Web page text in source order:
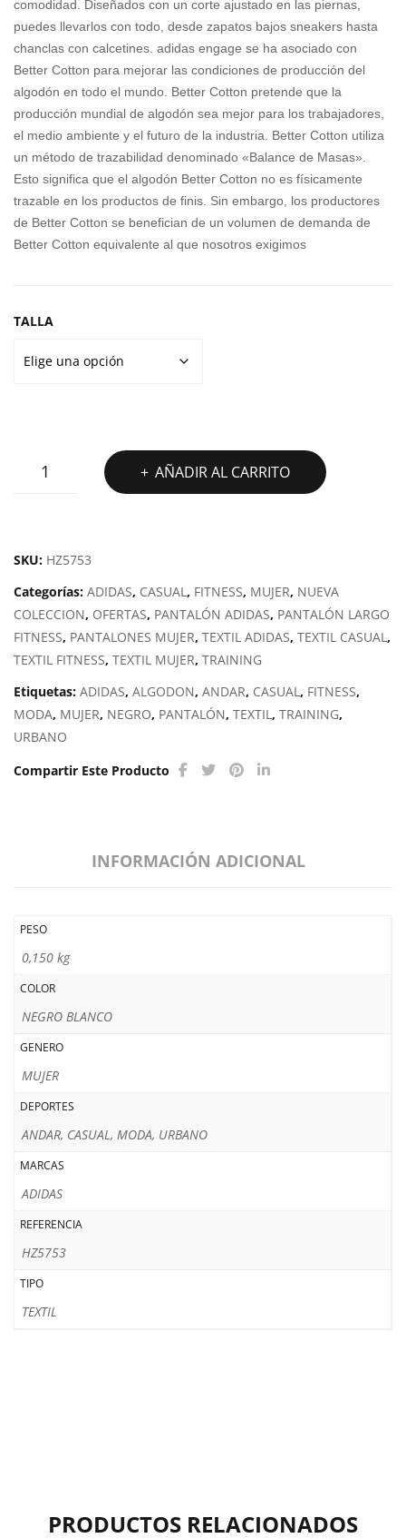
TIB
ERI
O
FL
IPE
70,00€.
45,00€.
comodidad. Diseñados con un corte ajustado en las piernas,
puedes llevarlos con todo, desde zapatos bajos sneakers hasta
chanclas con calcetines. adidas engage se ha asociado con
Better Cotton para mejorar las condiciones de producción del
algodón en todo el mundo. Better Cotton pretende que la
producción mundial de algodón sea mejor para los trabajadores,
el medio ambiente y el futuro de la industria. Better Cotton utiliza
un método de trazabilidad denominado «Balance de Masas».
Esto significa que el algodón Better Cotton no es físicamente
trazable en los productos de finis. Sin embargo, los productores
de Better Cotton se benefician de un volumen de demanda de
Better Cotton equivalente al que nosotros exigimos
TALLA
STRIPES
cantidad
AÑADIR AL CARRITO
SKU: HZ5753
Categorías: ADIDAS, CASUAL , FITNESS, MUJER, NUEVA
COLECCION, OFERTAS, PANTALÓN ADIDAS, PANTALÓN LARGO
FITNESS, PANTALONES MUJER, TEXTIL ADIDAS, TEXTIL CASUAL ,
TEXTIL FITNESS, TEXTIL MUJER, TRAINING
Etiquetas: ADIDAS, ALGODON, ANDAR, CASUAL , FITNESS,
MODA, MUJER, NEGRO, PANTALÓN, TEXTIL , TRAINING,
URBANO
Compartir Este Producto
INFORMACIÓN ADICIONAL
PESO
0,150 kg
COLOR
NEGRO BLANCO
GENERO
MUJER
DEPORTES
ANDAR, CASUAL, MODA, URBANO
MARCAS
ADIDAS
REFERENCIA
HZ5753
TIPO
TEXTIL
PRODUCTOS RELACIONADOS